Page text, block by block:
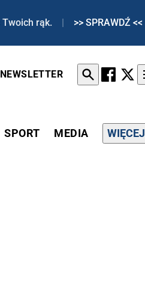
rąk. | >> SPRAWDŹ <<
NEWSLETTER
SPORT MEDIA WIĘCEJ
MEDYCZNEJ